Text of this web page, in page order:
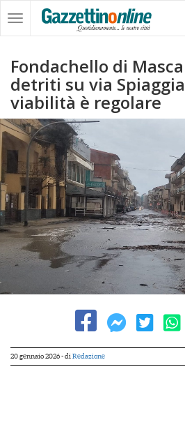
Fondachello di
detriti su via
viabilità è regolare
20 gennaio 2026- di Redazione